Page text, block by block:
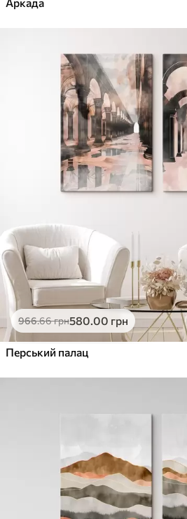
966.66грн580.00 грн
Перський палац